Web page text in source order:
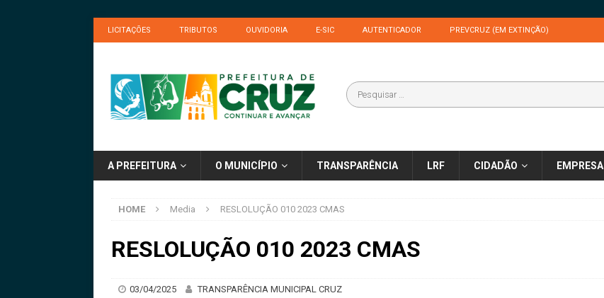
LICITAÇÕES TRIBUTOS OUVIDORIA E-SIC AUTENTICADOR PREVCRUZ (EM EXTINÇÃO)
A PREFEITURA O MUNICÍPIO TRANSPARÊNCIA LRF CIDADÃO EMPRESA
HOME Media RESLOLUÇÃO 010 2023 CMAS
RESLOLUÇÃO 010 2023 CMAS
03/04/2025 TRANSPARÊNCIA MUNICIPAL CRUZ